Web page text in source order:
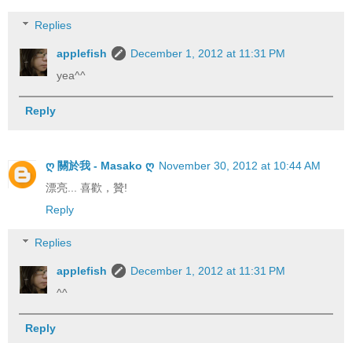
Replies
applefish
December 1, 2012 at 11:31 PM
yea^^
Reply
ღ 關於我 - Masako ღ November 30, 2012 at 10:44 AM
漂亮... 喜歡，贊!
Reply
Replies
applefish
December 1, 2012 at 11:31 PM
^^
Reply